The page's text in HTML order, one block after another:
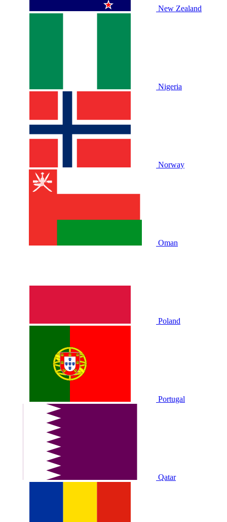
New Zealand
Nigeria
Norway
Oman
Poland
Portugal
Qatar